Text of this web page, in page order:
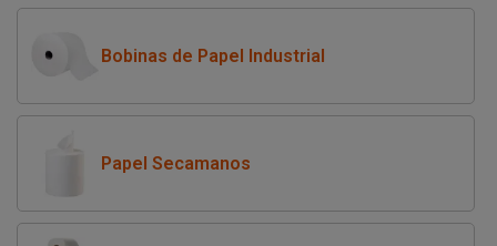
Bobinas de Papel Industrial
Papel Secamanos